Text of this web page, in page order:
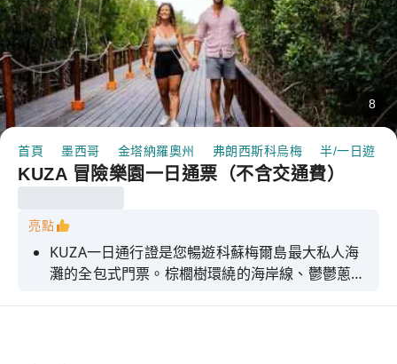
8
首頁 墨西哥 金塔納羅奧州 弗朗西斯科烏梅 半/一日遊
KUZA 冒險樂園一日通票（不含交通費）
亮點
KUZA一日通行證是您暢遊科蘇梅爾島最大私人海
灘的全包式門票。棕櫚樹環繞的海岸線、鬱鬱蔥蔥